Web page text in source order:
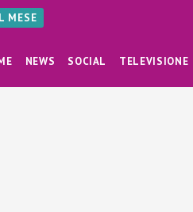
MESE
NEWS SOCIAL TELEVISIONE